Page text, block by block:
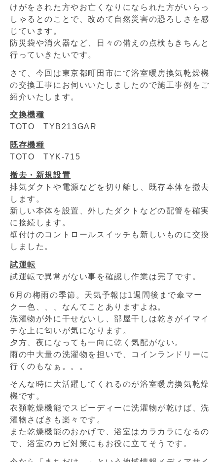
けがをされた方やお亡くなりになられた方がいらっ
しゃるとのことで、改めて自然災害の恐ろしさを感
じています。
防災袋や消火器など、日々の備えの点検もきちんと
行っていきたいです。
さて、今回は東京都町田市にて浴室暖房換気乾燥機
の交換工事にお伺いいたしましたので施工事例をご
紹介いたします。
交換機種
TOTO TYB213GAR
既存機種
TOTO TYK-715
撤去・新規設置
排気ダクトや電源などを切り離し、既存本体を撤去
します。
新しい本体を設置、外したダクトなどの配管を確実
に接続します。
壁付けのコントロールスイッチも新しいものに交換
しました。
試運転
試運転で異常がない事を確認し作業は完了です。
6月の梅雨の季節。天気予報は1週間後まで傘マー
ク一色、、、なんてことありますよね。
洗濯物が外に干せないし、部屋干しは乾きがイマイ
チな上に匂いが気になります。
夕方、夜になっても一向に乾く気配がない。
雨の中大量の洗濯物を担いで、コインランドリーに
行くのもなぁ。。。
そんな時に大活躍してくれるのが浴室暖房換気乾燥
機です。
衣類乾燥機能でスピーディーに洗濯物が乾けば、洗
濯物さばきも楽々です。
また乾燥機能のおかげで、浴室はカラカラになるの
で、浴室のカビ対策にもお役に立てそうです。